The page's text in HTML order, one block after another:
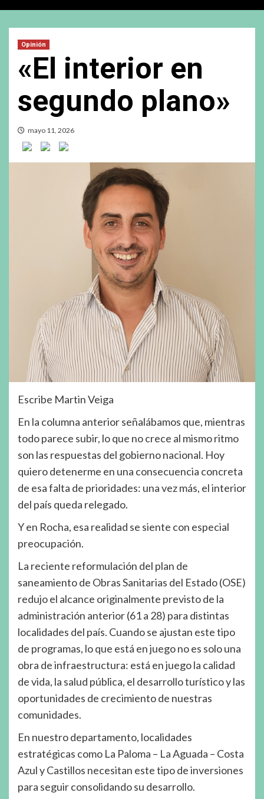
Opinión
«El interior en
segundo plano»
mayo 11, 2026
Escribe Martin Veiga
En la columna anterior señalábamos que, mientras
todo parece subir, lo que no crece al mismo ritmo
son las respuestas del gobierno nacional. Hoy
quiero detenerme en una consecuencia concreta
de esa falta de prioridades: una vez más, el interior
del país queda relegado.
Y en Rocha, esa realidad se siente con especial
preocupación.
La reciente reformulación del plan de
saneamiento de Obras Sanitarias del Estado (OSE)
redujo el alcance originalmente previsto de la
administración anterior (61 a 28) para distintas
localidades del país. Cuando se ajustan este tipo
de programas, lo que está en juego no es solo una
obra de infraestructura: está en juego la calidad
de vida, la salud pública, el desarrollo turístico y las
oportunidades de crecimiento de nuestras
comunidades.
En nuestro departamento, localidades
estratégicas como La Paloma – La Aguada – Costa
Azul y Castillos necesitan este tipo de inversiones
para seguir consolidando su desarrollo.